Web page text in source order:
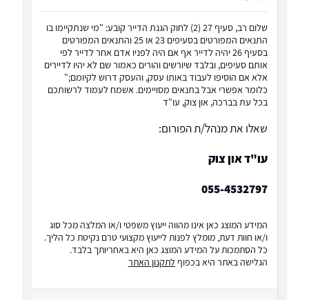
שלום רב, סעיף 27 (2) לחוק הגנת הדייר קובע: "מי שנתקיימו בו
התנאים המפורטים בסעיפים 23 או 25 והתנאים המפורטים
בסעיף 26 יהיה לדייר אף אם היה לפניו אדם אחר לדייר לפי
אותם סעיפים, ובלבד שיורשים והורים כאמור שם לא יהיו לדיירים
אלא אם הוסיפו לעבוד באותו עסק, והעסק דרוש לקיומם;"
כלומר אפשרי אבל בתנאים מסויימים. אשמח לעמוד לרשותכם
בכל עת בברכה, און צוק, עו"ד
שאלו את מנהל/ת הפורום:
עו"ד און צוק
055-4532797
המידע המוצג כאן אינו מהווה ייעוץ משפטי ו/או המלצה מכל סוג
ו/או חוות דעת, מומלץ לפנות לייעוץ מקצועי טרם נקיטת כל הליך.
כל הסתמכות על המידע המוצג כאן היא באחריותך בלבד.
הגלישה באתר היא בכפוף לתקנון האתר